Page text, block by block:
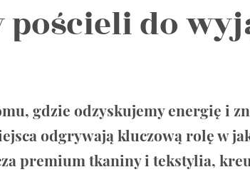
pościeli do
gdzie odzyskujemy energię i
odgrywają kluczową rolę w
premium tkaniny i tekstylia,